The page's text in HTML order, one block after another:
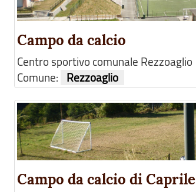
Campo da calcio
Centro sportivo comunale Rezzoaglio
Comune:
Rezzoaglio
Campo da calcio di Caprile